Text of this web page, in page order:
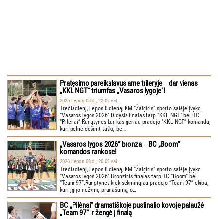
Pratęsimo pareikalavusiame trileryje ‒ dar vienas
„KKL NGT“ triumfas „Vasaros lygoje“!
2026 liepos 08 d., 22:09 val.
Trečiadienį, liepos 8 dieną, KM “Žalgiris” sporto salėje įvyko
“Vasaros lygos 2026” Didysis finalas tarp “KKL NGT” bei BC
“Pilėnai”.Rungtynes kur kas geriau pradėjo “KKL NGT” komanda,
kuri pelnė dešimt taškų be…
„Vasaros lygos 2026“ bronza ‒ BC „Boom“
komandos rankose!
2026 liepos 08 d., 20:09 val.
Trečiadienį, liepos 8 dieną, KM “Žalgiris” sporto salėje įvyko
“Vasaros lygos 2026” Bronzinis finalas tarp BC “Boom” bei
“Team 97”.Rungtynes kiek sėkmingiau pradėjo “Team 97” ekipa,
kuri įgijo nežymų pranašumą, o…
BC „Pilėnai“ dramatiškoje pusfinalio kovoje palaužė
„Team 97“ ir žengė į finalą